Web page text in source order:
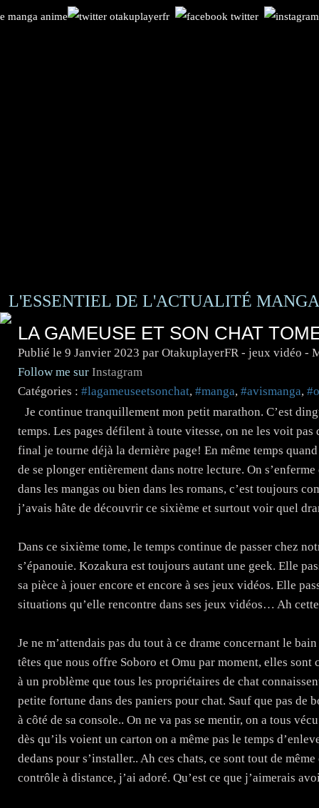
L'ESSENTIEL DE L'ACTUALITÉ
LA GAMEUSE ET SON CHAT
Publié le 9 Janvier 2023 par OtakuplayerFR - jeux vidéo -
Follow me sur Instagram
Catégories : #lagameuseetsonchat, #manga, #avismanga,
Je continue tranquillement mon petit marathon. C’est
temps. Les pages défilent à toute vitesse, on ne les voit pas
final je tourne déjà la dernière page! En même temps
de se plonger entièrement dans notre lecture. On
dans les mangas ou bien dans les romans, c’est toujours
j’avais hâte de découvrir ce sixième et surtout voir quel
Dans ce sixième tome, le temps continue de passer chez
s’épanouie. Kozakura est toujours autant une geek. Elle
sa pièce à jouer encore et encore à ses jeux vidéos. Elle
situations qu’elle rencontre dans ses jeux vidéos… Ah
Je ne m’attendais pas du tout à ce drame concernant le
têtes que nous offre Soboro et Omu par moment, elles
à un problème que tous les propriétaires de chat
petite fortune dans des paniers pour chat. Sauf que pas de
à côté de sa console.. On ne va pas se mentir, on a tous
dès qu’ils voient un carton on a même pas le temps
dedans pour s’installer.. Ah ces chats, ce sont tout de
contrôle à distance, j’ai adoré. Qu’est ce que j’aimerais